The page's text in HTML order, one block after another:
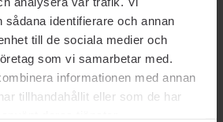
sådana identifierare och annan
till de sociala medier och
som vi samarbetar med.
informationen med annan
tillhandahållit eller som de har